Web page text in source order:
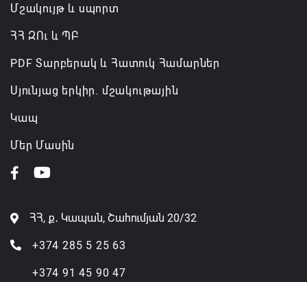
Մշակույթ և սպորտ
ՀՀ ԶՈւ և ՊԲ
PDF Տարբերակ և Հատուկ Համարներ
Սյունյաց երկիր. մշակութային
Կապ
Մեր Մասին
ՀՀ, ք․ Կապան, Շահումյան 20/32
+374 285 5 25 63
+374 91 45 90 47